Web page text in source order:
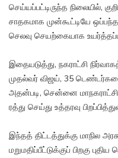
செய்யப்பட்டிருந்த நிலையில்,
சாதகமாக முன்கூட்டியே
செலவு செயற்கையாக
இதையடுத்து, நகராட்சி
முதல்வர் விஜய், 35
அதன்படி, சென்னை
ரத்து செய்து உத்தரவு
இந்தத் திட்டத்துக்கு மாநில
மறுமதிப்பீட்டுக்குப் பிறகு